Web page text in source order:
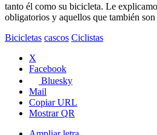
tanto él como su bicicleta. Le
obligatorios y aquellos que también son
Bicicletas cascos Ciclistas
X
Facebook
Bluesky
Mail
Copiar URL
Mostrar QR